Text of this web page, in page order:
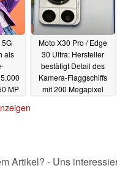
als
MP
Moto X30 Pro / Edge
30 Ultra: Hersteller
bestätigt Detail des
Kamera-Flaggschiffs
mit 200 Megapixel
Artikel? - Uns